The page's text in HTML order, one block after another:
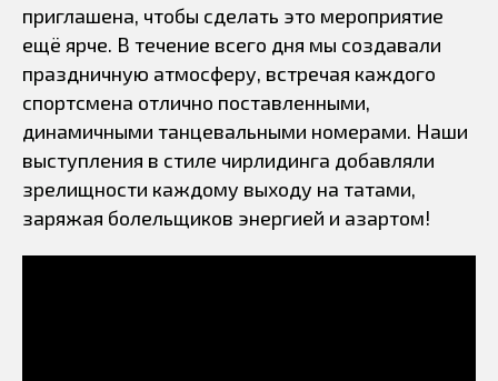
приглашена, чтобы сделать это мероприятие
ещё ярче. В течение всего дня мы создавали
праздничную атмосферу, встречая каждого
спортсмена отлично поставленными,
динамичными танцевальными номерами. Наши
выступления в стиле чирлидинга добавляли
зрелищности каждому выходу на татами,
заряжая болельщиков энергией и азартом!